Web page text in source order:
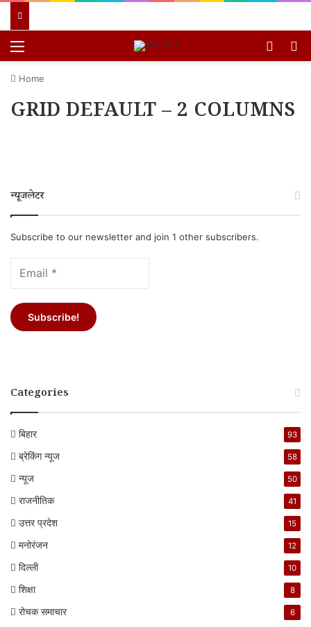
Home
GRID DEFAULT – 2 COLUMNS
न्यूजलेटर
Subscribe to our newsletter and join 1 other subscribers.
Categories
बिहार 93
ब्रेकिंग न्यूज 58
न्यूज 50
राजनीतिक 41
उत्तर प्रदेश 15
मनोरंजन 12
दिल्ली 10
शिक्षा 8
रोचक समाचार 6